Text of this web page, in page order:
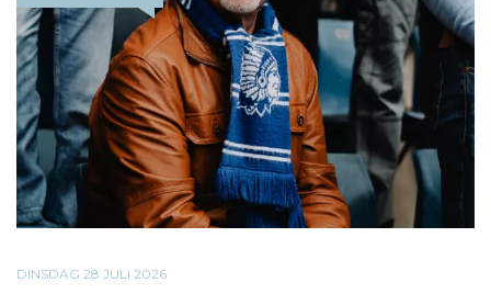
DINSDAG 28 JULI 2026